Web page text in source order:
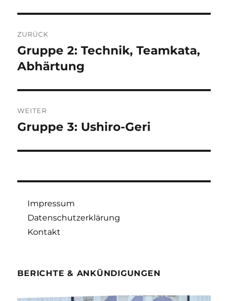
ZURÜCK
Vorheriger
Beitrag:
Gruppe 2: Technik, Teamkata,
Abhärtung
WEITER
Nächster
Gruppe 3: Ushiro-Geri
Impressum
Datenschutzerklärung
Kontakt
BERICHTE & ANKÜNDIGUNGEN